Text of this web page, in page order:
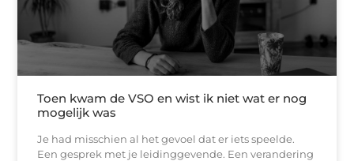
Toen kwam de VSO en wist ik niet wat er nog
mogelijk was
Je had misschien al het gevoel dat er iets speelde.
Een gesprek met je leidinggevende. Een verandering